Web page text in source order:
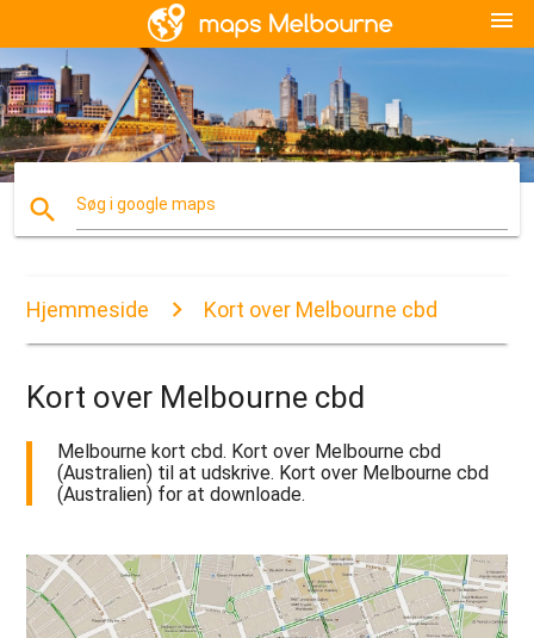
menu
search Søg i google maps
Hjemmeside Kort over Melbourne cbd
Kort over Melbourne cbd
Melbourne kort cbd. Kort over Melbourne cbd
(Australien) til at udskrive. Kort over Melbourne cbd
(Australien) for at downloade.